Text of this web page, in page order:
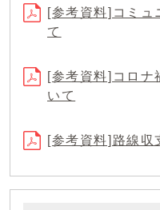
[参考資料]コミュ
て
[参考資料]コロナ
いて
[参考資料]路線